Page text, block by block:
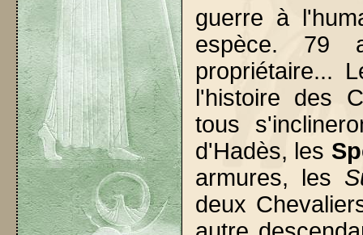
guerre à
espèce. 79
propriétaire...
l'histoire des
tous
d'Hadès, les
armures, les
deux